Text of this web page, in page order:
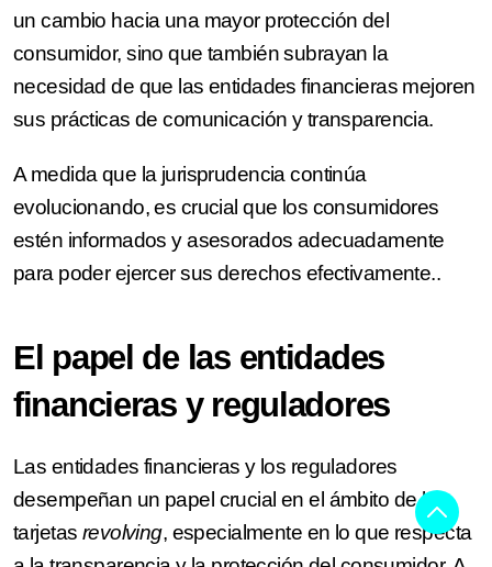
un cambio hacia una mayor protección del
consumidor, sino que también subrayan la
necesidad de que las entidades financieras mejoren
sus prácticas de comunicación y transparencia.
A medida que la jurisprudencia continúa
evolucionando, es crucial que los consumidores
estén informados y asesorados adecuadamente
para poder ejercer sus derechos efectivamente..
El papel de las entidades
financieras y reguladores
Las entidades financieras y los reguladores
desempeñan un papel crucial en el ámbito de las
tarjetas revolving, especialmente en lo que respecta